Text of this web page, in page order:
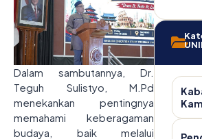
Dalam sambutannya, Dr.
Teguh Sulistyo, M.Pd
menekankan pentingnya
memahami keberagaman
budaya, baik melalui